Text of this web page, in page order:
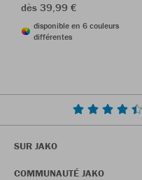
dès 39,99 €
disponible en 6 couleurs
différentes
SUR JAKO
COMMUNAUTÉ JAKO